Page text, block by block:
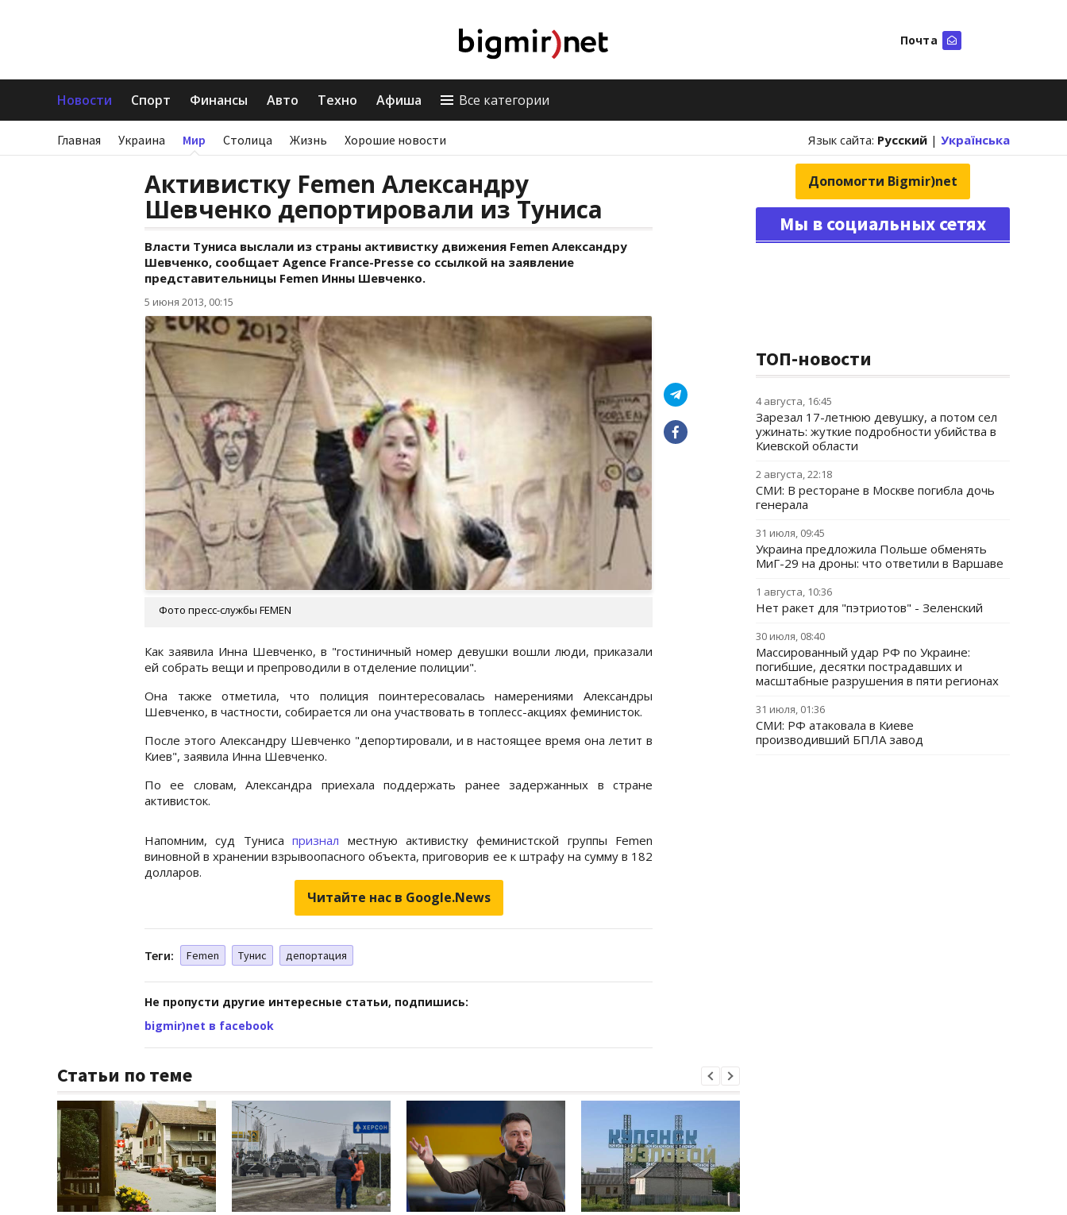
Почта
Новости Спорт Финансы Авто Техно Афиша Все категории
Главная Украина Мир Столица Жизнь Хорошие новости Язык сайта: Русский | Українська
Активистку Femen Александру
Шевченко депортировали из Туниса
Власти Туниса выслали из страны активистку движения Femen Александру
Шевченко, сообщает Agence France-Presse со ссылкой на заявление
представительницы Femen Инны Шевченко.
5 июня 2013, 00:15
Фото пресс-службы FEMEN
Как заявила Инна Шевченко, в "гостиничный номер девушки вошли люди, приказали
ей собрать вещи и препроводили в отделение полиции".
Она также отметила, что полиция поинтересовалась намерениями Александры
Шевченко, в частности, собирается ли она участвовать в топлесс-акциях феминисток.
После этого Александру Шевченко "депортировали, и в настоящее время она летит в
Киев", заявила Инна Шевченко.
По ее словам, Александра приехала поддержать ранее задержанных в стране
активисток.
Напомним, суд Тунисапризнал местную активистку феминистской группы Femen
виновной в хранении взрывоопасного объекта, приговорив ее к штрафу на сумму в 182
долларов.
Читайте нас в Google.News
Теги: Femen Тунис депортация
Не пропусти другие интересные статьи, подпишись:
bigmir)net в facebook
Статьи по теме
Допомогти Bigmir)net
Мы в социальных сетях
ТОП-новости
4 августа, 16:45
Зарезал 17-летнюю девушку, а потом сел
ужинать: жуткие подробности убийства в
Киевской области
2 августа, 22:18
СМИ: В ресторане в Москве погибла дочь
генерала
31 июля, 09:45
Украина предложила Польше обменять
МиГ-29 на дроны: что ответили в Варшаве
1 августа, 10:36
Нет ракет для "пэтриотов" - Зеленский
30 июля, 08:40
Массированный удар РФ по Украине:
погибшие, десятки пострадавших и
масштабные разрушения в пяти регионах
31 июля, 01:36
СМИ: РФ атаковала в Киеве
производивший БПЛА завод